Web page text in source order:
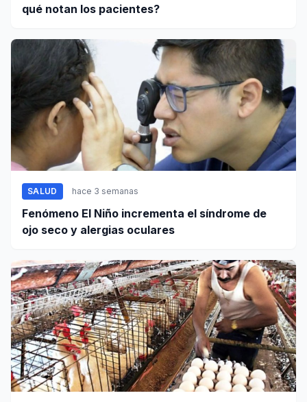
qué notan los pacientes?
SALUD hace 3 semanas
Fenómeno El Niño incrementa el síndrome de
ojo seco y alergias oculares